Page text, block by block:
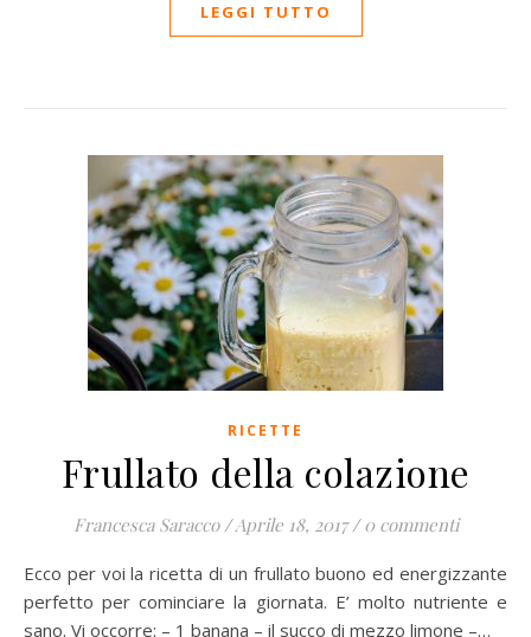
LEGGI TUTTO
RICETTE
Frullato della colazione
Francesca Saracco /Aprile 18, 2017 / 0 commenti
Ecco per voi la ricetta di un frullato buono ed energizzante
perfetto per cominciare la giornata. E’ molto nutriente e
sano. Vi occorre: – 1 banana – il succo di mezzo limone –…